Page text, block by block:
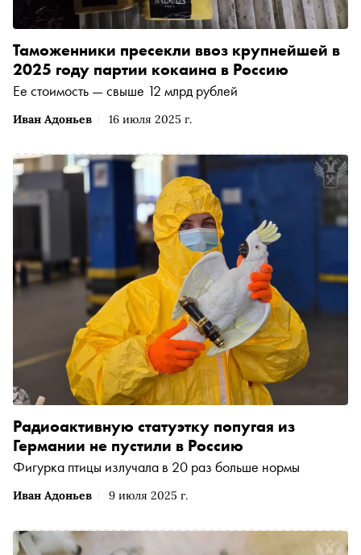
Иван Адоньев 16 июля 2025 г.
Таможенники пресекли ввоз крупнейшей в
2025 году партии кокаина в Россию
Ее стоимость — свыше 12 млрд рублей
Иван Адоньев 9 июля 2025 г.
Радиоактивную статуэтку попугая из
Германии не пустили в Россию
Фигурка птицы излучала в 20 раз больше нормы